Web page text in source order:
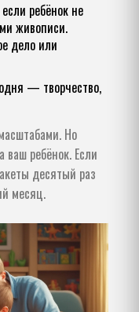
ребёнок не
живописи.
дело или
— творчество,
Но
ваш ребёнок. Если
десятый раз
месяц.